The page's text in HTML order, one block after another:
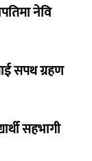
नेवि
सपथ ग्रहण
सहभागी